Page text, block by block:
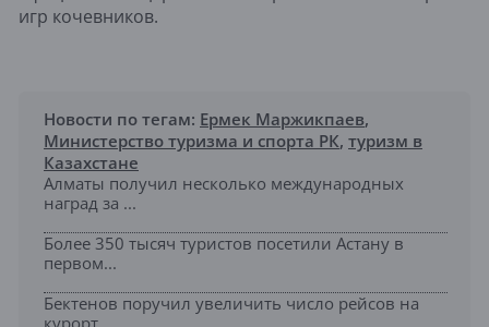
игр кочевников.
Новости по тегам: Ермек Маржикпаев,
Министерство туризма и спорта РК, туризм в
Казахстане
Алматы получил несколько международных
наград за ...
Более 350 тысяч туристов посетили Астану в
первом...
Бектенов поручил увеличить число рейсов на
курорт...